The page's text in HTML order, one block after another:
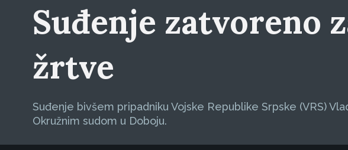
Suđenje zatvoreno
žrtve
Suđenje bivšem pripadniku Vojske Republike Srpske (VRS)
Okružnim sudom u Doboju.